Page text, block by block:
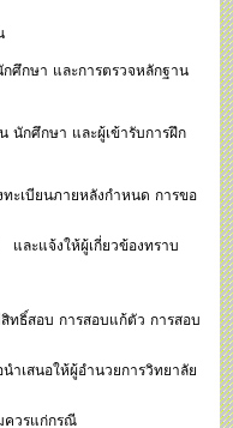
ศึกษา และการตรวจหลักฐาน
นักศึกษา และผู้เข้ารับการฝึก
ะเบียนภายหลังกำหนด การขอ
ะแจ้งให้ผู้เกี่ยวข้องทราบ
ทธิ์สอบ การสอบแก้ตัว การสอบ
เสนอให้ผู้อำนวยการวิทยาลัย
ควรแก่กรณี